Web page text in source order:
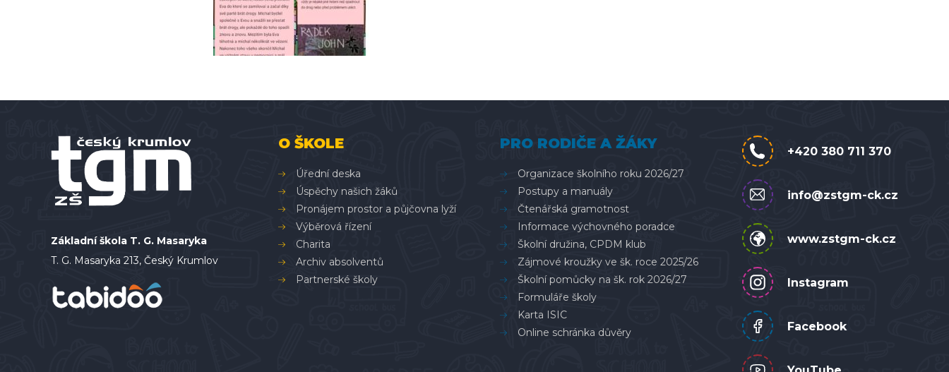
Základní škola T. G. Masaryka
T. G. Masaryka 213, Český Krumlov
O ŠKOLE
Úřední deska
Úspěchy našich žáků
Pronájem prostor a půjčovna lyží
Výběrová řízení
Charita
Archiv absolventů
Partnerské školy
PRO RODIČE A ŽÁKY
Organizace školního roku 2026/27
Postupy a manuály
Čtenářská gramotnost
Informace výchovného poradce
Školní družina, CPDM klub
Zájmové kroužky ve šk. roce 2025/26
Školní pomůcky na šk. rok 2026/27
Formuláře školy
Karta ISIC
Online schránka důvěry
+420 380 711 370
info@zstgm-ck.cz
www.zstgm-ck.cz
Instagram
Facebook